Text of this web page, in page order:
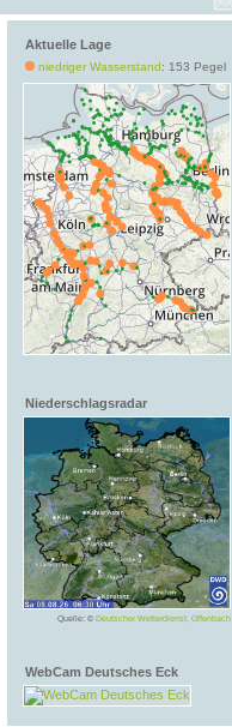
Aktuelle Lage
niedriger Wasserstand: 153 Pegel
Niederschlagsradar
Quelle: © Deutscher Wetterdienst, Offenbach
WebCam Deutsches Eck